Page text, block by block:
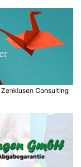
Consulting